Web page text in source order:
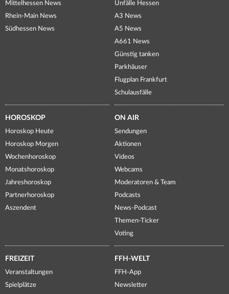
Mittelhessen News
Rhein-Main News
Südhessen News
Unfälle Hessen
A3 News
A5 News
A661 News
Günstig tanken
Parkhäuser
Flugplan Frankfurt
Schulausfälle
HOROSKOP
Horoskop Heute
Horoskop Morgen
Wochenhoroskop
Monatshoroskop
Jahreshoroskop
Partnerhoroskop
Aszendent
ON AIR
Sendungen
Aktionen
Videos
Webcams
Moderatoren & Team
Podcasts
News-Podcast
Themen-Ticker
Voting
FREIZEIT
Veranstaltungen
Spielplätze
FFH-WELT
FFH-App
Newsletter